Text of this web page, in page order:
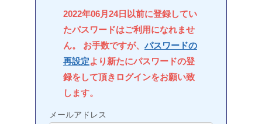
2022年06月24日以前に登録してい
たパスワードはご利用になれませ
ん。 お手数ですが、 パスワードの
再設定より新たにパスワードの登
録をして頂きログインをお願い致
します。
メールアドレス